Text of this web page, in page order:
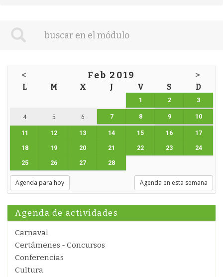
< Feb 2019 >
L M X J V S D
1 2 3
4 5 6 7 8 9 10
11 12 13 14 15 16 17
18 19 20 21 22 23 24
25 26 27 28
Agenda para hoy Agenda en esta semana
Agenda de actividades
Carnaval
Certámenes - Concursos
Conferencias
Cultura